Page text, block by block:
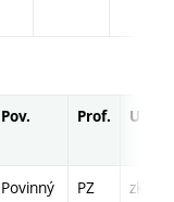
Pov. Prof. Uk.
Povinný PZ zk